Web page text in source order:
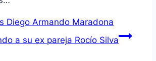
Diego Armando Maradona
a su ex pareja Rocío Silva